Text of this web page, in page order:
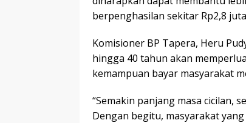
berpenghasilan sekitar Rp2,8
Komisioner BP Tapera, Heru
hingga 40 tahun akan
kemampuan bayar masyarakat
“Semakin panjang masa cicilan,
Dengan begitu, masyarakat